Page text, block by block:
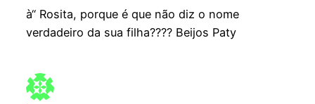
à“ Rosita, porque é que não diz o nome
verdadeiro da sua filha???? Beijos Paty